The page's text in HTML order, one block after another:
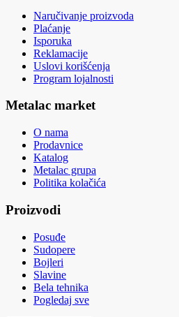
Naručivanje proizvoda
Plaćanje
Isporuka
Reklamacije
Uslovi korišćenja
Program lojalnosti
Metalac market
O nama
Prodavnice
Katalog
Metalac grupa
Politika kolačića
Proizvodi
Posuđe
Sudopere
Bojleri
Slavine
Bela tehnika
Pogledaj sve